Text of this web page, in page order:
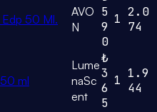
Edp 50 Ml.
AVO
N
5
9
0
1 2.0
74
ml
Lume
naSc
ent
₺
3
6
5
1 1.9
44